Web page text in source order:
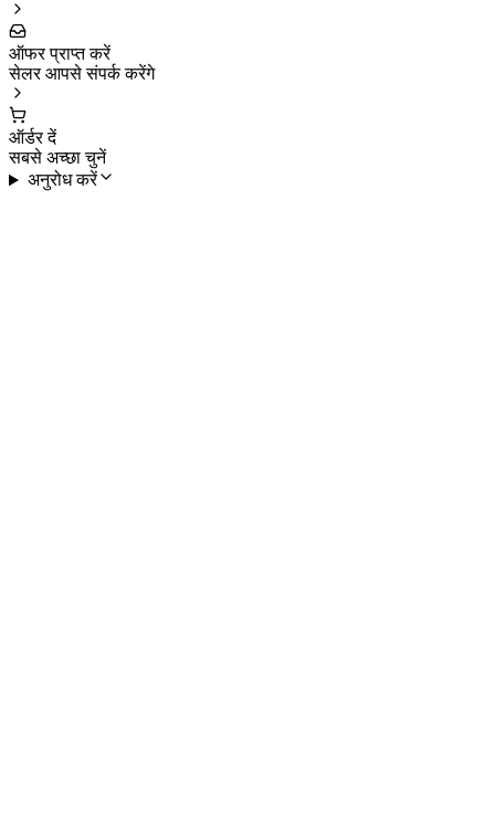
ऑफर प्राप्त करें
सेलर आपसे संपर्क करेंगे
ऑर्डर दें
सबसे अच्छा चुनें
अनुरोध करें